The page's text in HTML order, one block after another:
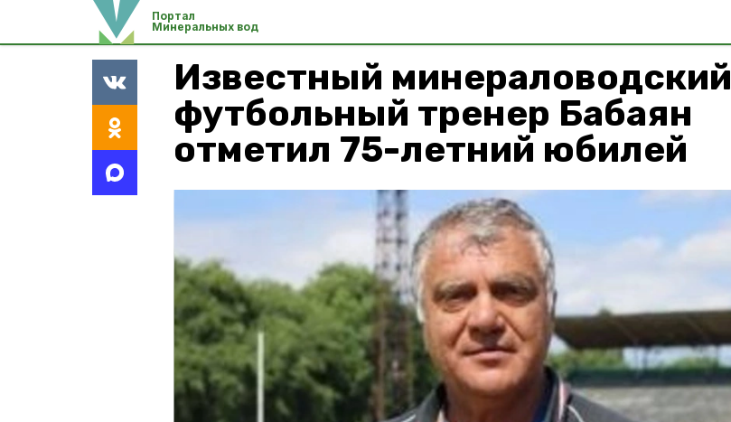
Портал
Минеральных вод
Известный минераловодский
футбольный тренер Бабаян
отметил 75-летний юбилей